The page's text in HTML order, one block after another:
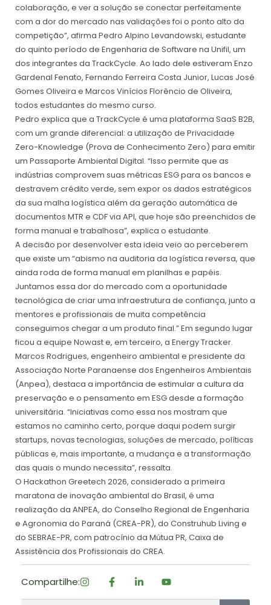
colaboração, e ver a solução se conectar perfeitamente
com a dor do mercado nas validações foi o ponto alto da
competição”, afirma Pedro Alpino Levandowski, estudante
do quinto período de Engenharia de Software na Unifil, um
dos integrantes da TrackCycle. Ao lado dele estiveram Enzo
Gardenal Fenato, Fernando Ferreira Costa Junior, Lucas José
Gomes Oliveira e Marcos Vinícios Florêncio de Oliveira,
todos estudantes do mesmo curso.
Pedro explica que a TrackCycle é uma plataforma SaaS B2B,
com um grande diferencial: a utilização de Privacidade
Zero-Knowledge (Prova de Conhecimento Zero) para emitir
um Passaporte Ambiental Digital. “Isso permite que as
indústrias comprovem suas métricas ESG para os bancos e
destravem crédito verde, sem expor os dados estratégicos
da sua malha logística além da geração automática de
documentos MTR e CDF via API, que hoje são preenchidos de
forma manual e trabalhosa”, explica o estudante.
A decisão por desenvolver esta ideia veio ao perceberem
que existe um “abismo na auditoria da logística reversa, que
ainda roda de forma manual em planilhas e papéis.
Juntamos essa dor do mercado com a oportunidade
tecnológica de criar uma infraestrutura de confiança, junto a
mentores e profissionais de muita competência
conseguimos chegar a um produto final.” Em segundo lugar
ficou a equipe Nowast e, em terceiro, a Energy Tracker.
Marcos Rodrigues, engenheiro ambiental e presidente da
Associação Norte Paranaense dos Engenheiros Ambientais
(Anpea), destaca a importância de estimular a cultura da
preservação e o pensamento em ESG desde a formação
universitária. “Iniciativas como essa nos mostram que
estamos no caminho certo, porque daqui podem surgir
startups, novas tecnologias, soluções de mercado, políticas
públicas e, mais importante, a mudança e a transformação
das quais o mundo necessita”, ressalta.
O Hackathon Greetech 2026, considerado a primeira
maratona de inovação ambiental do Brasil, é uma
realização da ANPEA, do Conselho Regional de Engenharia
e Agronomia do Paraná (CREA-PR), do Construhub Living e
do SEBRAE-PR, com patrocínio da Mútua PR, Caixa de
Assistência dos Profissionais do CREA.
Compartilhe: